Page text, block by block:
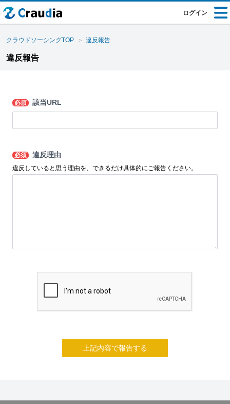
ログイン
クラウドソーシングTOP 違反報告
違反報告
必須 該当URL
必須 違反理由
違反していると思う理由を、できるだけ具体的にご報告ください。
上記内容で報告する